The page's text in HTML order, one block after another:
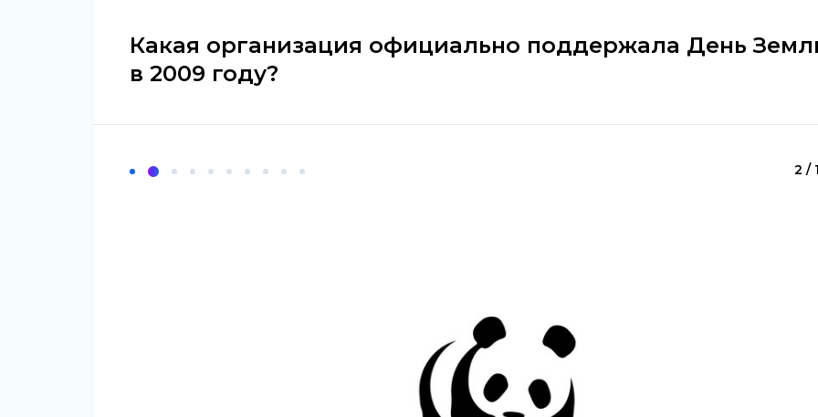
Какая организация официально поддержала День
в 2009 году?
2 /